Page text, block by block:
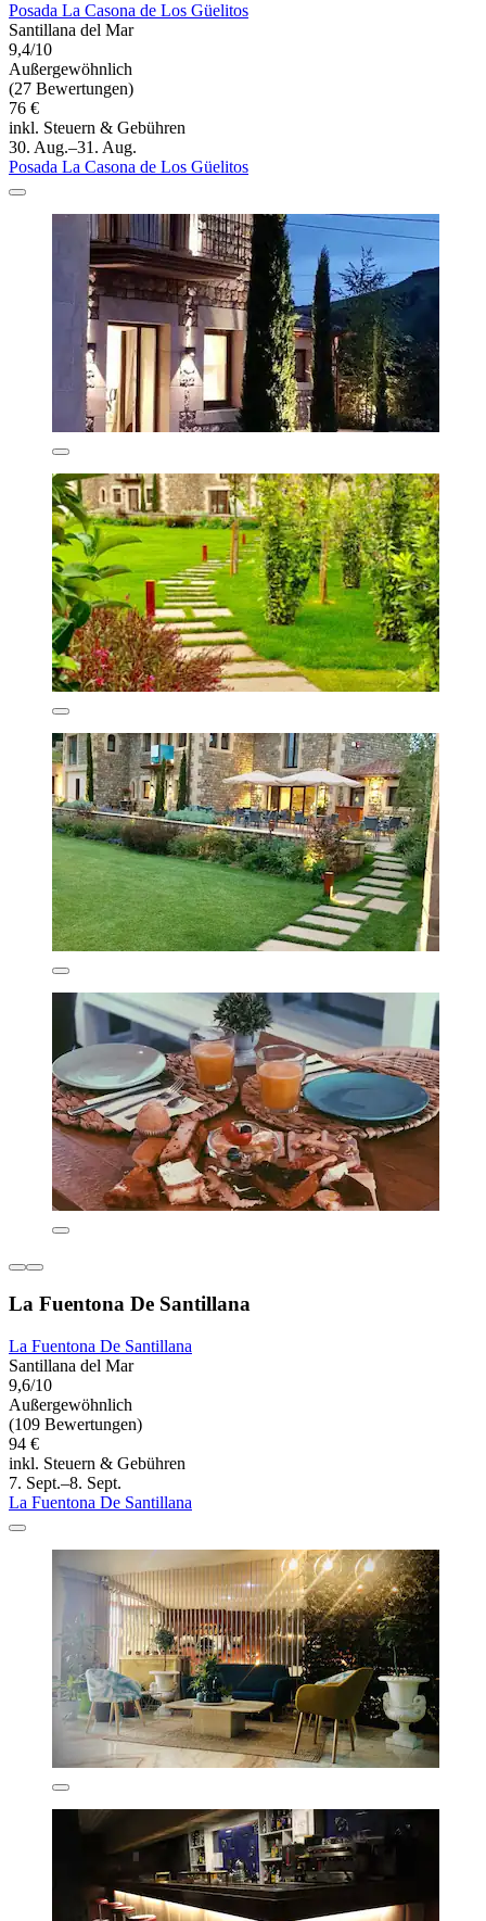
Posada La Casona de Los Güelitos
Santillana del Mar
9,4/10
Außergewöhnlich
(27 Bewertungen)
76 €
inkl. Steuern & Gebühren
30. Aug.–31. Aug.
Posada La Casona de Los Güelitos
La Fuentona De Santillana
La Fuentona De Santillana
Santillana del Mar
9,6/10
Außergewöhnlich
(109 Bewertungen)
94 €
inkl. Steuern & Gebühren
7. Sept.–8. Sept.
La Fuentona De Santillana